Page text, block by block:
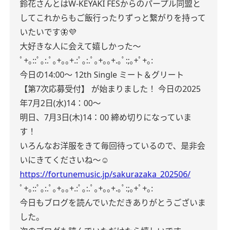
鈴花さんとはW-KEYAKI FESからのパープル同盟と
してこれからもご飯行ったりずっと繋がりを持って
いたいです🦋💜
大好きな人に会えて嬉しかった〜
ﾟ+｡::ﾟ｡:.ﾟ｡+｡｡+.:ﾟ｡:.ﾟ｡+｡｡+.｡ﾟ:;｡+ﾟ+｡:
今日の14:00〜 12th Single ミート＆グリート
【第7次応募受付】 が始まりました！ 今日の2025
年7月2日(水)14：00～
明日、7月3日(木)14：00 締め切りになっていま
す！
いろんなお洋服をきて毎回待っているので、是非会
いにきてくださいね〜☺️
https://fortunemusic.jp/sakurazaka_202506/
ﾟ+｡::ﾟ｡:.ﾟ｡+｡｡+.:ﾟ｡:.ﾟ｡+｡｡+.｡ﾟ:;｡+ﾟ+｡:
今日もブログを読んでいただきありがとうございま
した。